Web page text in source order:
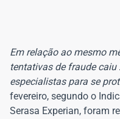
Em relação ao mesmo
tentativas de fraude caiu
especialistas para se
fevereiro, segundo o
Serasa Experian, foram